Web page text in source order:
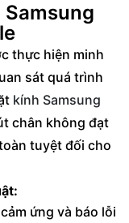
thực hiện minh
sát quá trình
kính Samsung
chân không đạt
tuyệt đối cho
ứng và báo lỗi